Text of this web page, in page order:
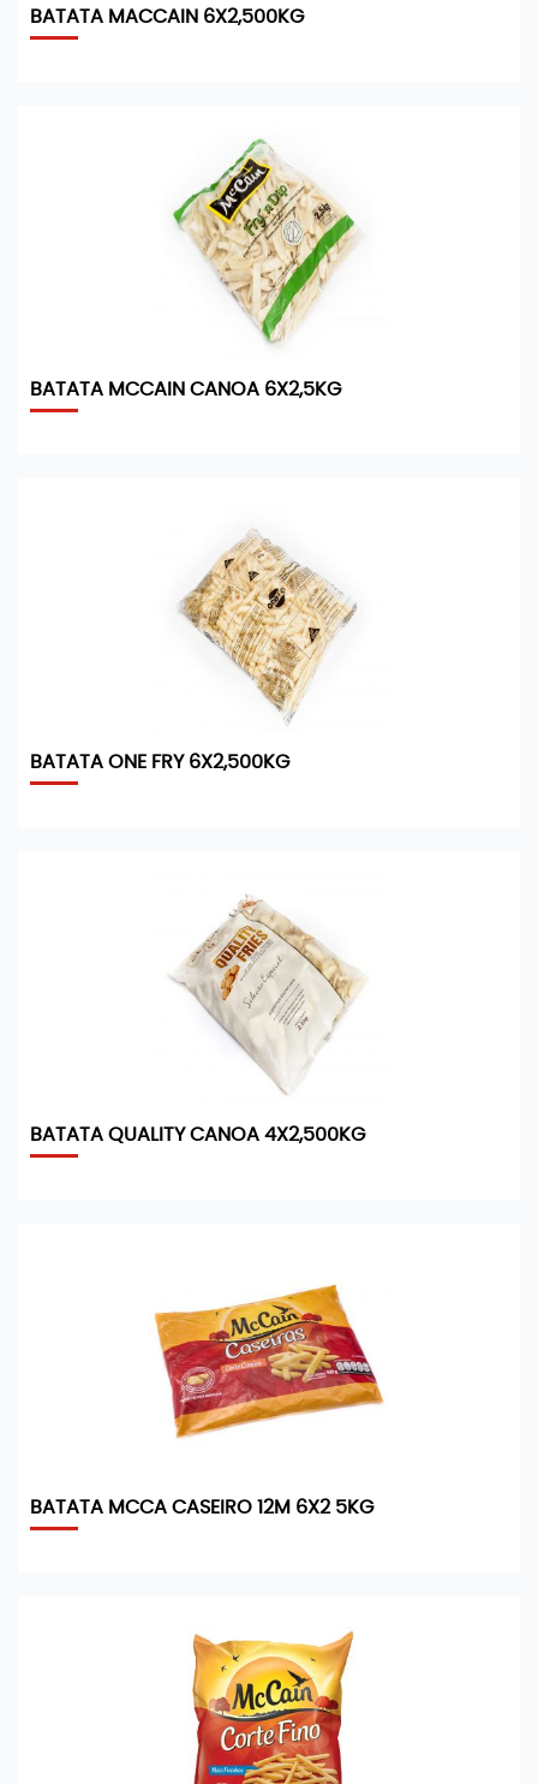
BATATA MACCAIN 6X2,500KG
BATATA MCCAIN CANOA 6X2,5KG
BATATA ONE FRY 6X2,500KG
BATATA QUALITY CANOA 4X2,500KG
BATATA MCCA CASEIRO 12M 6X2 5KG